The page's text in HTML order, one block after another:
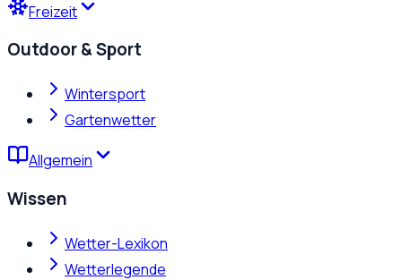
Freizeit
Outdoor & Sport
Wintersport
Gartenwetter
Allgemein
Wissen
Wetter-Lexikon
Wetterlegende